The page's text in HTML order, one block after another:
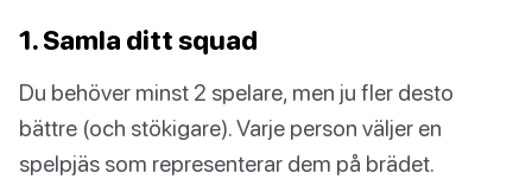
1. Samla ditt squad
Du behöver minst 2 spelare, men ju fler desto
bättre (och stökigare). Varje person väljer en
spelpjäs som representerar dem på brädet.